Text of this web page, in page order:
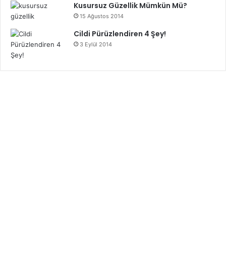
Kusursuz Güzellik Mümkün Mü?
15 Ağustos 2014
Cildi Pürüzlendiren 4 Şey!
3 Eylül 2014